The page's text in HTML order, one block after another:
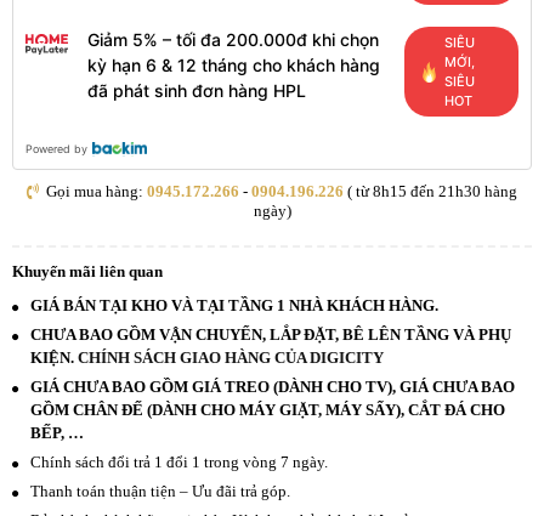
Giảm 5% – tối đa 200.000đ khi chọn
kỳ hạn 6 & 12 tháng cho khách hàng
đã phát sinh đơn hàng HPL
SIÊU
MỚI,
SIÊU
HOT
Powered by
Gọi mua hàng: 0945.172.266 - 0904.196.226 ( từ 8h15 đến 21h30 hàng
ngày)
Khuyến mãi liên quan
GIÁ BÁN TẠI KHO VÀ TẠI TẦNG 1 NHÀ KHÁCH HÀNG.
CHƯA BAO GỒM VẬN CHUYỂN, LẮP ĐẶT, BÊ LÊN TẦNG VÀ PHỤ
KIỆN. CHÍNH SÁCH GIAO HÀNG CỦA DIGICITY
GIÁ CHƯA BAO GỒM GIÁ TREO (DÀNH CHO TV), GIÁ CHƯA BAO
GỒM CHÂN ĐẾ (DÀNH CHO MÁY GIẶT, MÁY SẤY), CẮT ĐÁ CHO
BẾP, …
Chính sách đổi trả 1 đổi 1 trong vòng 7 ngày.
Thanh toán thuận tiện – Ưu đãi trả góp.